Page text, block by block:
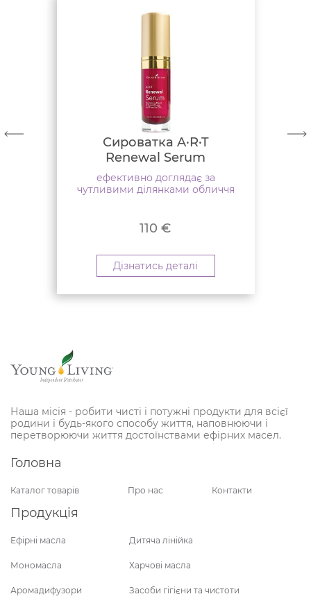
Сироватка A·R·T
Renewal Serum
ефективно доглядає за
чутливими ділянками обличчя
110 €
Дізнатись деталі
Наша місія - робити чисті і потужні продукти для всієї
родини і будь-якого способу життя, наповнюючи і
перетворюючи життя достоїнствами ефірних масел.
Головна
Каталог товарів Про нас Контакти
Продукція
Ефірні масла
Мономасла
Аромадифузори
Дитяча лінійка
Харчові масла
Засоби гігієни та чистоти